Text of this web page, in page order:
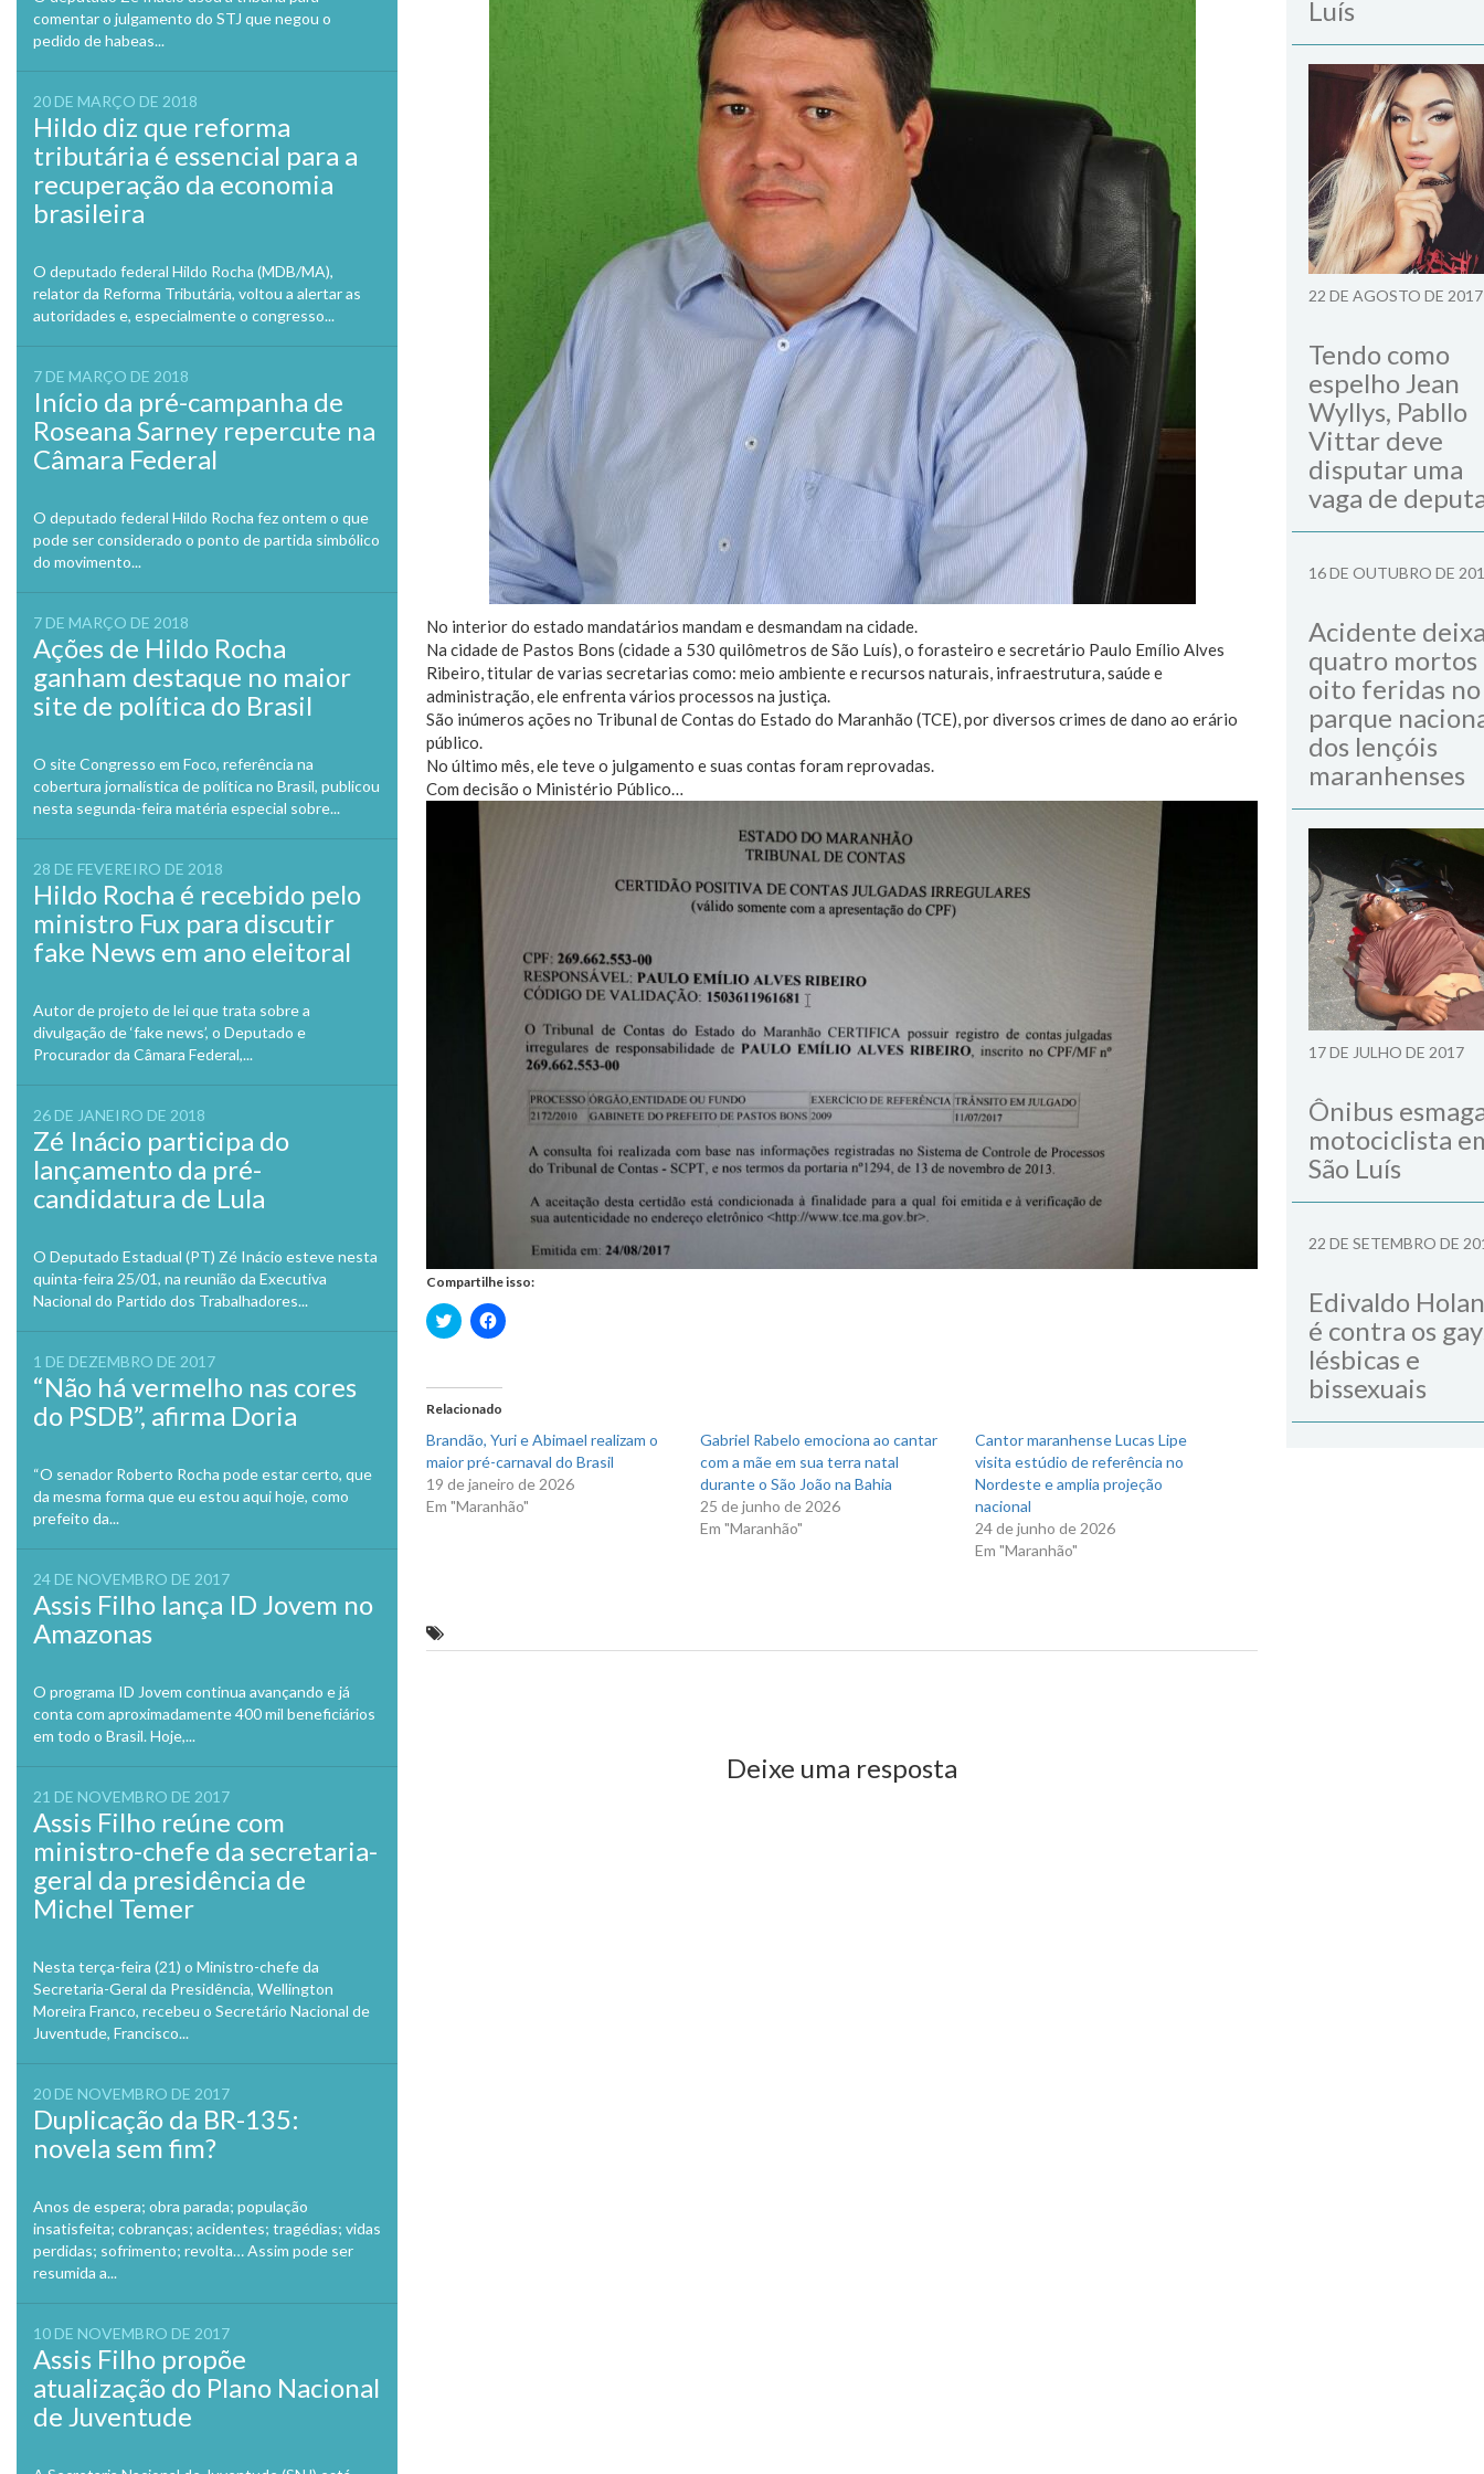
comentar o julgamento do STJ que negou o
pedido de habeas...
20 DE MARÇO DE 2018
Hildo diz que reforma
tributária é essencial para a
recuperação da economia
brasileira
O deputado federal Hildo Rocha (MDB/MA),
relator da Reforma Tributária, voltou a alertar as
autoridades e, especialmente o congresso...
7 DE MARÇO DE 2018
Início da pré-campanha de
Roseana Sarney repercute na
Câmara Federal
O deputado federal Hildo Rocha fez ontem o que
pode ser considerado o ponto de partida simbólico
do movimento...
7 DE MARÇO DE 2018
Ações de Hildo Rocha
ganham destaque no maior
site de política do Brasil
O site Congresso em Foco, referência na
cobertura jornalística de política no Brasil, publicou
nesta segunda-feira matéria especial sobre...
28 DE FEVEREIRO DE 2018
Hildo Rocha é recebido pelo
ministro Fux para discutir
fake News em ano eleitoral
Autor de projeto de lei que trata sobre a
divulgação de ‘fake news’, o Deputado e
Procurador da Câmara Federal,...
26 DE JANEIRO DE 2018
Zé Inácio participa do
lançamento da pré-
candidatura de Lula
O Deputado Estadual (PT) Zé Inácio esteve nesta
quinta-feira 25/01, na reunião da Executiva
Nacional do Partido dos Trabalhadores...
1 DE DEZEMBRO DE 2017
“Não há vermelho nas cores
do PSDB”, afirma Doria
“O senador Roberto Rocha pode estar certo, que
da mesma forma que eu estou aqui hoje, como
prefeito da...
24 DE NOVEMBRO DE 2017
Assis Filho lança ID Jovem no
Amazonas
O programa ID Jovem continua avançando e já
conta com aproximadamente 400 mil beneficiários
em todo o Brasil. Hoje,...
21 DE NOVEMBRO DE 2017
Assis Filho reúne com
ministro-chefe da secretaria-
geral da presidência de
Michel Temer
Nesta terça-feira (21) o Ministro-chefe da
Secretaria-Geral da Presidência, Wellington
Moreira Franco, recebeu o Secretário Nacional de
Juventude, Francisco...
20 DE NOVEMBRO DE 2017
Duplicação da BR-135:
novela sem fim?
Anos de espera; obra parada; população
insatisfeita; cobranças; acidentes; tragédias; vidas
perdidas; sofrimento; revolta… Assim pode ser
resumida a...
10 DE NOVEMBRO DE 2017
Assis Filho propõe
atualização do Plano Nacional
de Juventude
No interior do estado mandatários mandam e desmandam na cidade.
Na cidade de Pastos Bons (cidade a 530 quilômetros de São Luís), o forasteiro e secretário Paulo Emílio Alves
Ribeiro, titular de varias secretarias como: meio ambiente e recursos naturais, infraestrutura, saúde e
administração, ele enfrenta vários processos na justiça.
São inúmeros ações no Tribunal de Contas do Estado do Maranhão (TCE), por diversos crimes de dano ao erário
público.
No último mês, ele teve o julgamento e suas contas foram reprovadas.
Com decisão o Ministério Público…
Compartilhe isso:
Clique
para
em
nova
janela)
Clique
para
em
nova
janela)
Relacionado
Brandão, Yuri e Abimael realizam o
maior pré-carnaval do Brasil
19 de janeiro de 2026
Em "Maranhão"
Gabriel Rabelo emociona ao cantar
com a mãe em sua terra natal
durante o São João na Bahia
25 de junho de 2026
Em "Maranhão"
Cantor maranhense Lucas Lipe
visita estúdio de referência no
Nordeste e amplia projeção
nacional
24 de junho de 2026
Em "Maranhão"
Deixe uma resposta
Luís
22 DE AGOSTO DE 2017
Tendo como
espelho Jean
Wyllys, Pabllo
Vittar deve
disputar uma
vaga de
16 DE OUTUBRO DE
Acidente
quatro mortos
oito feridas no
parque
dos lençóis
maranhenses
17 DE JULHO DE 2017
Ônibus
motociclista
São Luís
22 DE SETEMBRO DE
Edivaldo
é contra os
lésbicas e
bissexuais